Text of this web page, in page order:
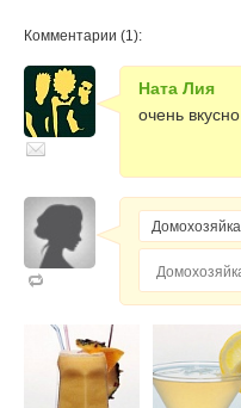
Комментарии (1):
Ната Лия
очень вкусно